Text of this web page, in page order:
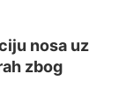
nosa uz
zbog